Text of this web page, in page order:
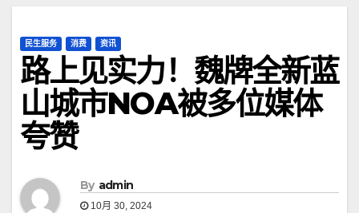
民生服务 消费 资讯
路上见实力！魏牌全新蓝
山城市NOA被多位媒体
夸赞
By admin
10月 30, 2024